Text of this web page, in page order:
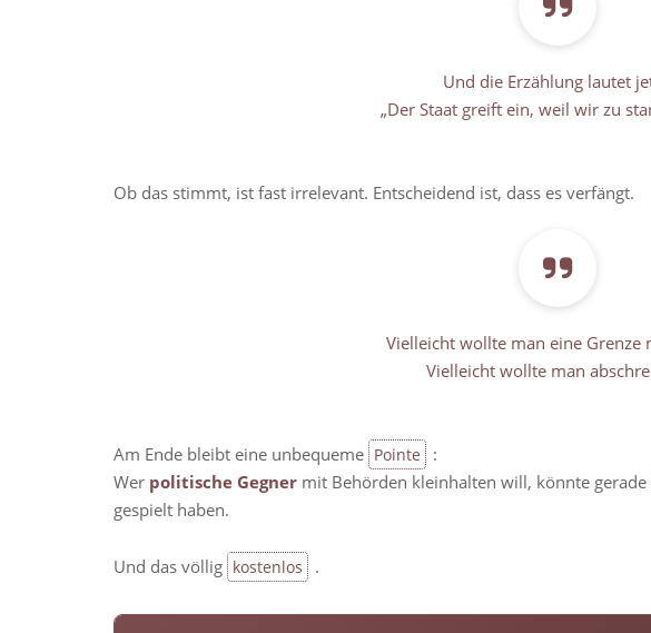
Und die Erzählung lautet
„Der Staat greift ein, weil wir zu
Ob das stimmt, ist fast irrelevant. Entscheidend ist, dass es verfängt.
Vielleicht wollte man eine Grenze
Vielleicht wollte man
Am Ende bleibt eine unbequeme Pointe
:
Wer politische Gegner mit Behörden kleinhalten will, könnte
gespielt haben.
Und das völlig kostenlos .